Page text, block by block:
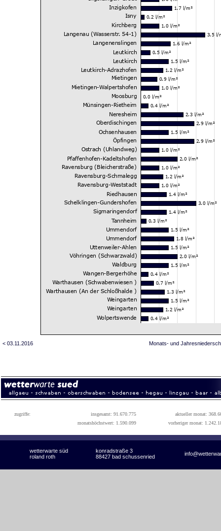
< 03.11.2016 Monats- und
zugriffe: insgesamt: 91.670.775
aktueller monat:
monatshöchstwert: 1.590.099
vorheriger monat:
wetterwarte süd konradstraße 3
roland roth 88427 bad schussenried